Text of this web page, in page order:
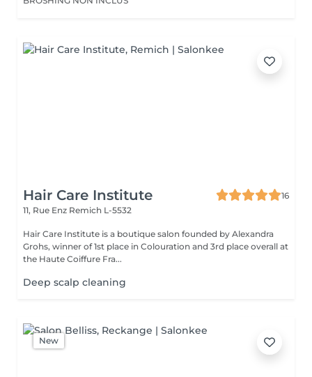
Hair Care Institute
16
11, Rue Enz Remich L-5532
Hair Care Institute is a boutique salon founded by Alexandra
Grohs, winner of 1st place in Colouration and 3rd place overall at
the Haute Coiffure Fra...
Deep scalp cleaning
New